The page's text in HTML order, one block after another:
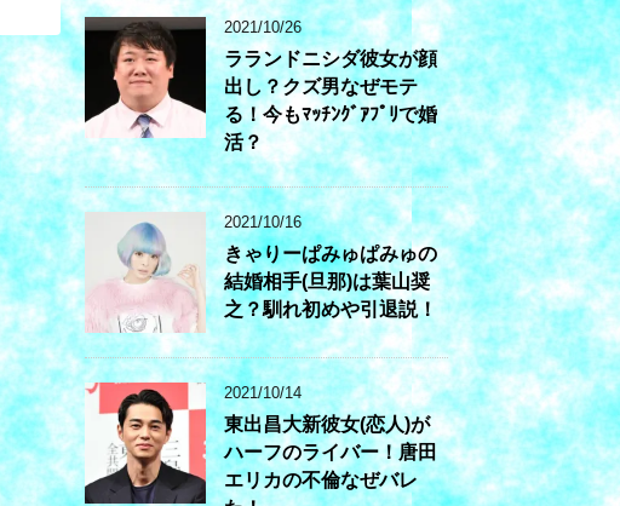
2021/10/26
ラランドニシダ彼女が顔
出し？クズ男なぜモテ
る！今もﾏｯﾁﾝｸﾞｱﾌﾟﾘで婚
活？
2021/10/16
きゃりーぱみゅぱみゅの
結婚相手(旦那)は葉山奨
之？馴れ初めや引退説！
2021/10/14
東出昌大新彼女(恋人)が
ハーフのライバー！唐田
エリカの不倫なぜバレ